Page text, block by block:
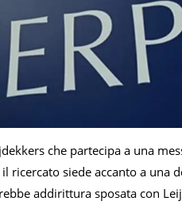
che partecipa a una
siede accanto a una
addirittura sposata con